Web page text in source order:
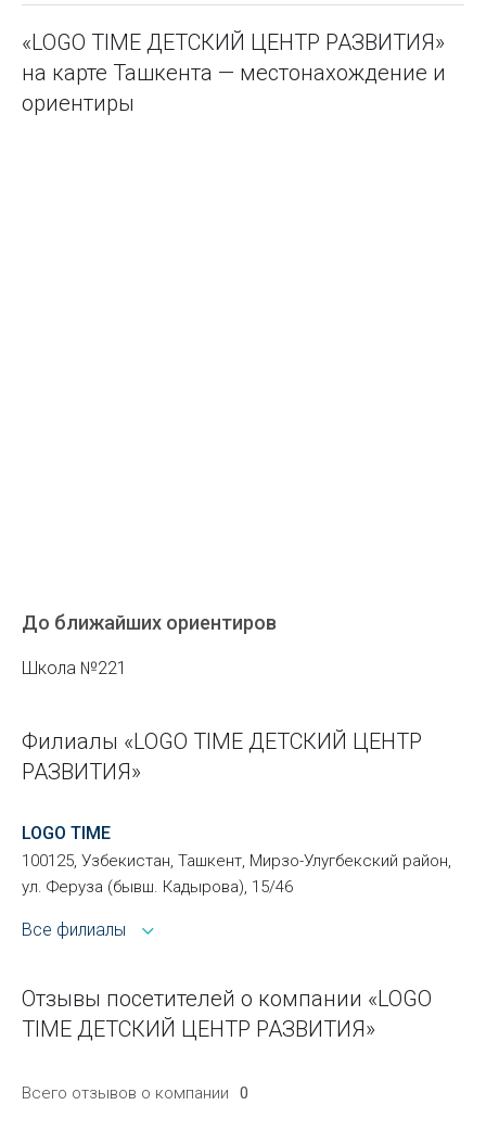
«LOGO TIME ДЕТСКИЙ ЦЕНТР РАЗВИТИЯ»
на карте Ташкента — местонахождение и
ориентиры
До ближайших ориентиров
Школа №221
Филиалы «LOGO TIME ДЕТСКИЙ ЦЕНТР
РАЗВИТИЯ»
LOGO TIME
100125, Узбекистан, Ташкент, Мирзо-Улугбекский район,
ул. Феруза (бывш. Кадырова), 15/46
Все филиалы
Отзывы посетителей о компании «LOGO
TIME ДЕТСКИЙ ЦЕНТР РАЗВИТИЯ»
Всего отзывов о компании 0